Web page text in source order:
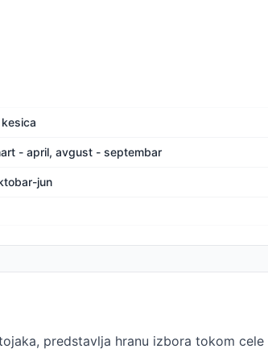
- april, avgust - septembar
jun
predstavlja hranu izbora tokom